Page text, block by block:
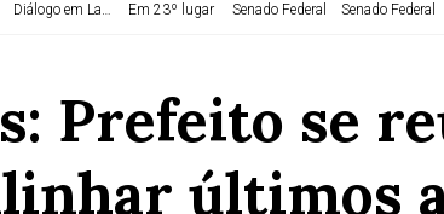
Diálogo em Lauro! Em 23º lugar Senado Federal Senado Federal
Prefeito se
últimos